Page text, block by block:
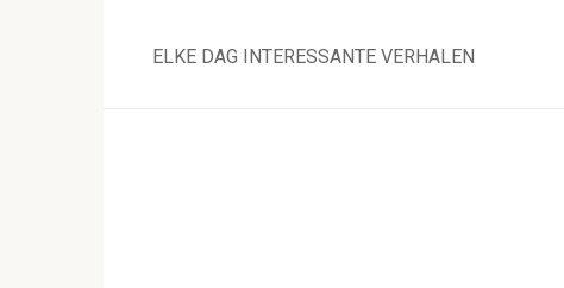
ELKE DAG INTERESSANTE VERHALEN